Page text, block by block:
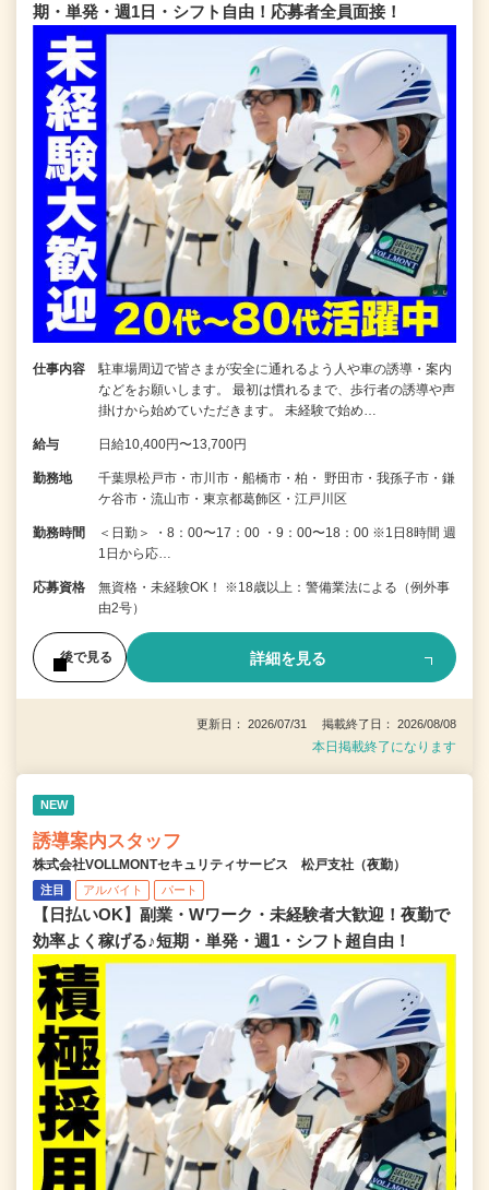
期・単発・週1日・シフト自由！応募者全員面接！
仕事内容
駐車場周辺で皆さまが安全に通れるよう人や車の誘導・案内
などをお願いします。 最初は慣れるまで、歩行者の誘導や声
掛けから始めていただきます。 未経験で始め…
給与 日給10,400円〜13,700円
勤務地
千葉県松戸市・市川市・船橋市・柏・ 野田市・我孫子市・鎌
ケ谷市・流山市・東京都葛飾区・江戸川区
勤務時間
＜日勤＞ ・8：00〜17：00 ・9：00〜18：00 ※1日8時間 週
1日から応…
応募資格
無資格・未経験OK！ ※18歳以上：警備業法による（例外事
由2号）
後で見る 詳細を見る
更新日： 2026/07/31 掲載終了日： 2026/08/08
本日掲載終了になります
NEW
誘導案内スタッフ
株式会社VOLLMONTセキュリティサービス 松戸支社（夜勤）
注目 アルバイト パート
【日払いOK】副業・Wワーク・未経験者大歓迎！夜勤で
効率よく稼げる♪短期・単発・週1・シフト超自由！